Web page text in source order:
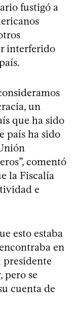
fustigó a
interferido
un
que ha sido
país ha sido
comentó
la Fiscalía
e
esto estaba
en
presidente
pero se
cuenta de